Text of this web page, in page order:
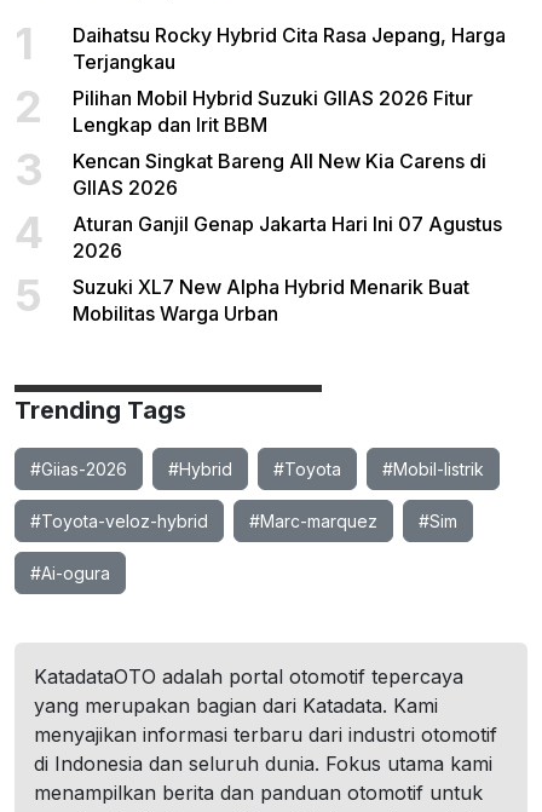
1
Daihatsu Rocky Hybrid Cita Rasa Jepang, Harga
Terjangkau
2
Pilihan Mobil Hybrid Suzuki GIIAS 2026 Fitur
Lengkap dan Irit BBM
3
Kencan Singkat Bareng All New Kia Carens di
GIIAS 2026
4
Aturan Ganjil Genap Jakarta Hari Ini 07 Agustus
2026
5
Suzuki XL7 New Alpha Hybrid Menarik Buat
Mobilitas Warga Urban
Trending Tags
#Giias-2026 #Hybrid #Toyota #Mobil-listrik
#Toyota-veloz-hybrid #Marc-marquez #Sim
#Ai-ogura
KatadataOTO adalah portal otomotif tepercaya
yang merupakan bagian dari Katadata. Kami
menyajikan informasi terbaru dari industri otomotif
di Indonesia dan seluruh dunia. Fokus utama kami
menampilkan berita dan panduan otomotif untuk